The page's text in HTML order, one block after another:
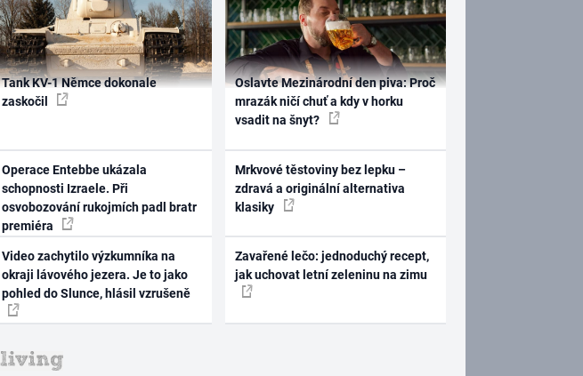
Tank KV-1 Němce dokonale
zaskočil
Operace Entebbe ukázala
schopnosti Izraele. Při
osvobozování rukojmích padl bratr
premiéra
Video zachytilo výzkumníka na
okraji lávového jezera. Je to jako
pohled do Slunce, hlásil vzrušeně
Oslavte Mezinárodní den piva: Proč
mrazák ničí chuť a kdy v horku
vsadit na šnyt?
Mrkvové těstoviny bez lepku –
zdravá a originální alternativa
klasiky
Zavařené lečo: jednoduchý recept,
jak uchovat letní zeleninu na zimu